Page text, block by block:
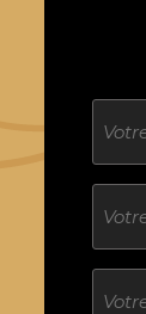
Nom
Sans
titre
E-
mail